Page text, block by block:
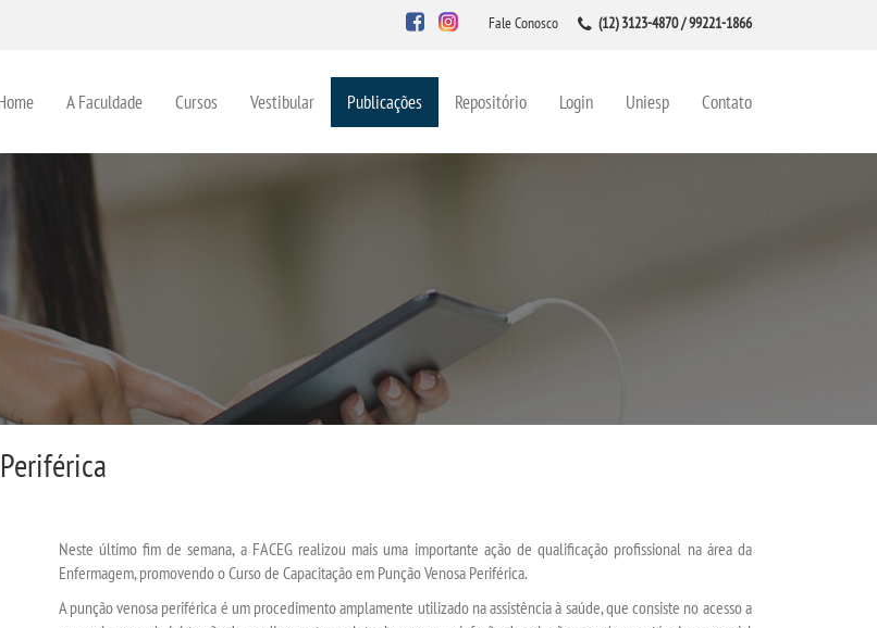
Fale Conosco (12) 3123-4870 / 99221-1866
A Faculdade Cursos Vestibular Publicações Repositório Login Uniesp Contato
Neste último fim de semana, a FACEG realizou mais uma importante ação de qualificação profissional na área da
Enfermagem, promovendo o Curso de Capacitação em Punção Venosa Periférica.
A punção venosa periférica é um procedimento amplamente utilizado na assistência à saúde, que consiste no acesso a